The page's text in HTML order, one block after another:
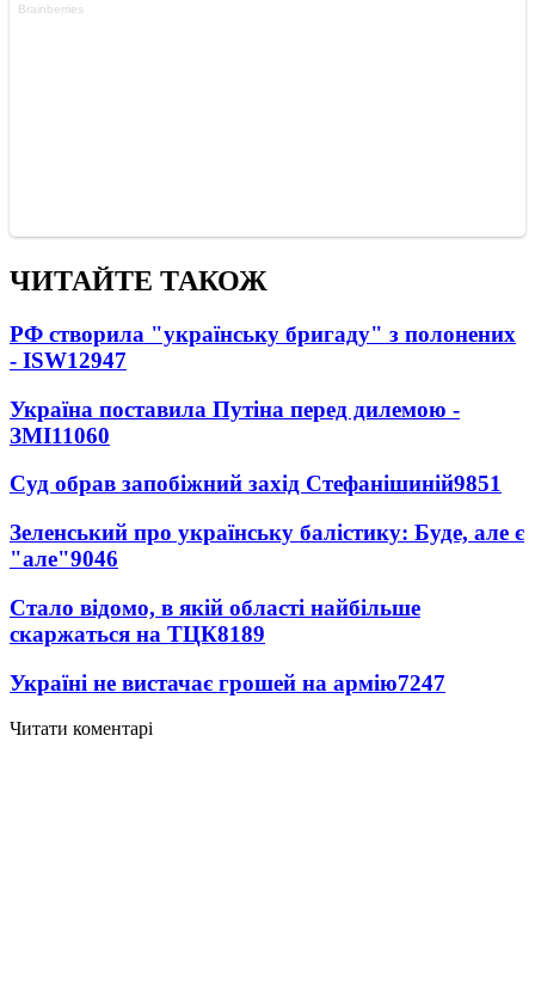
ЧИТАЙТЕ ТАКОЖ
РФ створила "українську бригаду" з полонених
- ISW12947
Україна поставила Путіна перед дилемою -
ЗМІ11060
Суд обрав запобіжний захід Стефанішиній9851
Зеленський про українську балістику: Буде, але є
"але"9046
Стало відомо, в якій області найбільше
скаржаться на ТЦК8189
Україні не вистачає грошей на армію7247
Читати коментарі